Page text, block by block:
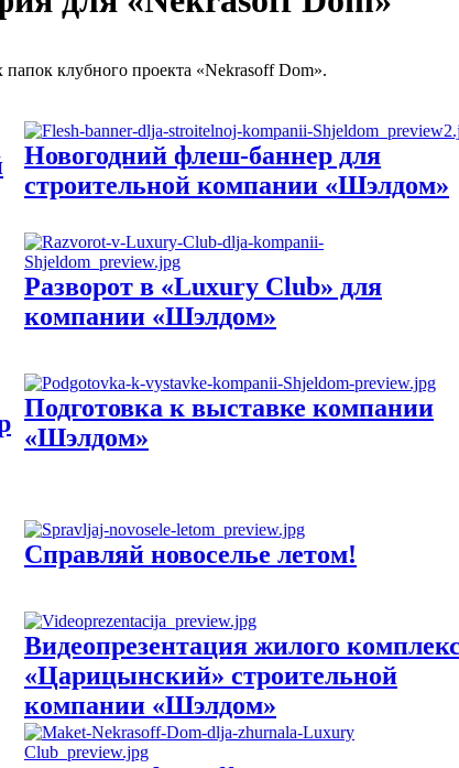
клубного проекта «Nekrasoff Dom».
Новогодний флеш-баннер для
строительной компании «Шэлдом»
Разворот в «Luxury Club» для
компании «Шэлдом»
Подготовка к выставке компании
«Шэлдом»
Справляй новоселье летом!
Видеопрезентация жилого
«Царицынский» строительной
компании «Шэлдом»